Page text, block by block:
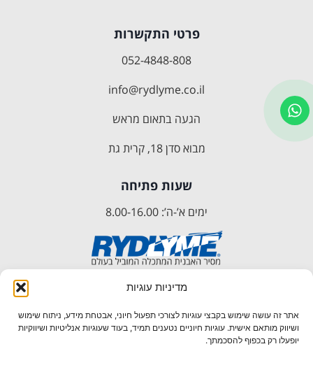
מדיניות עוגיות
אתר זה עושה שימוש בקבצי עוגיות לצורכי תפעול חיוני, אבטחת מידע, ניתוח שימוש
ושיווק מותאם אישית. עוגיות חיוניים נטענים תמיד, בעוד שעוגיות אנליטיות ושיווקיות
יופעלו רק בכפוף להסכמתך.
פרטי התקשרות
052-4848-808
info@rydlyme.co.il
הגעה בתאום מראש
מבוא סדן 18, קרית גת
שעות פתיחה
ימים א’-ה’: 8.00-16.00
עקבו אחרינו ברשתות: